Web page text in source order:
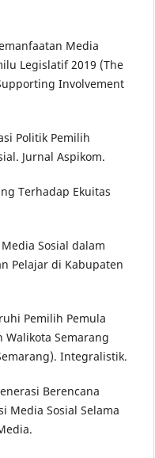
Media
Legislatif 2019 (The
Involvement
Politik Pemilih
Jurnal Aspikom.
Terhadap Ekuitas
Sosial dalam
Pelajar di Kabupaten
Pemilih Pemula
Walikota Semarang
Integralistik.
Berencana
Media Sosial Selama